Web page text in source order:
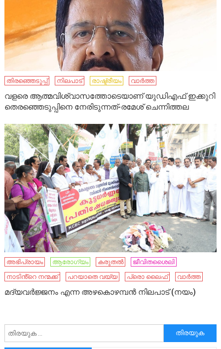
തിരഞ്ഞെടുപ്പ് നിലപാട് രാഷ്ട്രീയം വാർത്ത
വളരെ ആത്മവിശ്വാസത്തോടെയാണ് യുഡിഎഫ് ഇക്കുറി
തെരഞ്ഞെടുപ്പിനെ നേരിടുന്നത്-രമേശ് ചെന്നിത്തല
അഭിപ്രായം ആരോഗ്യം കരുതൽ
ജീവിതശൈലി
നാടിൻ്റെ നന്മക്ക്
പറയാതെ വയ്യ പ്രൊ ലൈഫ് വാർത്ത
മദ്യവര്‍ജ്ജനം എന്ന അഴകൊഴമ്പന്‍ നിലപാട് (നയം)
അനേഷിക്കുക